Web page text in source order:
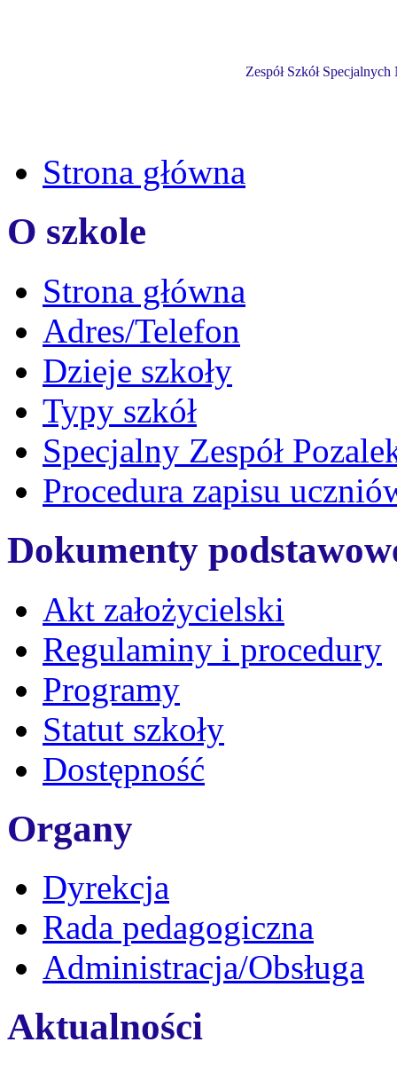
Zespół Szkół
Strona główna
O szkole
Strona główna
Adres/Telefon
Dzieje szkoły
Typy szkół
Specjalny Zespół
Procedura zapisu
Dokumenty
Akt założycielski
Regulaminy i procedury
Programy
Statut szkoły
Dostępność
Organy
Dyrekcja
Rada pedagogiczna
Administracja/Obsługa
Aktualności